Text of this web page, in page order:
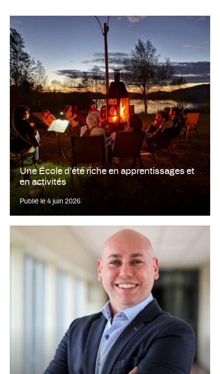
Une École d’été riche en apprentissages et
en activités
Publié le 4 juin 2026